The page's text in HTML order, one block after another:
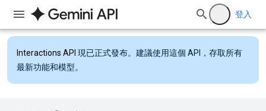
登入
Interactions API 現已正式發布。建議使用這個 API，存取所有
最新功能和模型。